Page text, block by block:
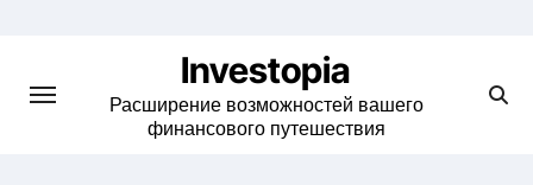
content
Investopia
Расширение возможностей вашего
финансового путешествия